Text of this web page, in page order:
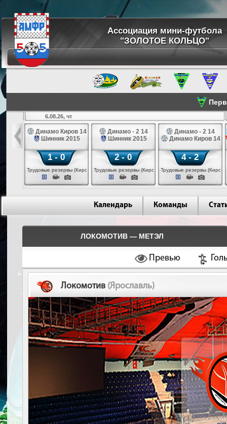
Ассоциация мини-футбола
"ЗОЛОТОЕ КОЛЬЦО"
14
6.08.26, чт
Динамо Киров 14
Шинник 2015
1 - 0
Трудовые резервы (Киров)
Динамо - 2 14
Шинник 2015
2 - 0
Трудовые резервы (Киров)
Динамо - 2 14
Динамо Киров 14
4 - 2
Трудовые резервы (Киров)
Календарь Команды
ЛОКОМОТИВ — МЕТЭЛ
Превью
Локомотив (Ярославль)